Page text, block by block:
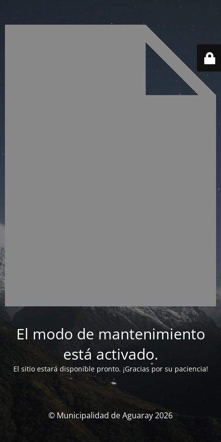
El modo de mantenimiento
está activado.
El sitio estará disponible pronto. ¡Gracias por su paciencia!
© Municipalidad de Aguaray 2026